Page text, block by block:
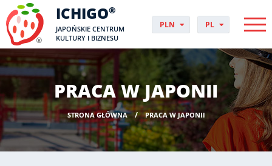
ICHIGO®
JAPOŃSKIE CENTRUM
KULTURY I BIZNESU
PLN
USD
CHF
DKK
NOK
SEK
HUF
PL
DA
DE
EN
ES
FR
HR
HU
PRACA W JAPONII
STRONA GŁÓWNA PRACA W JAPONII